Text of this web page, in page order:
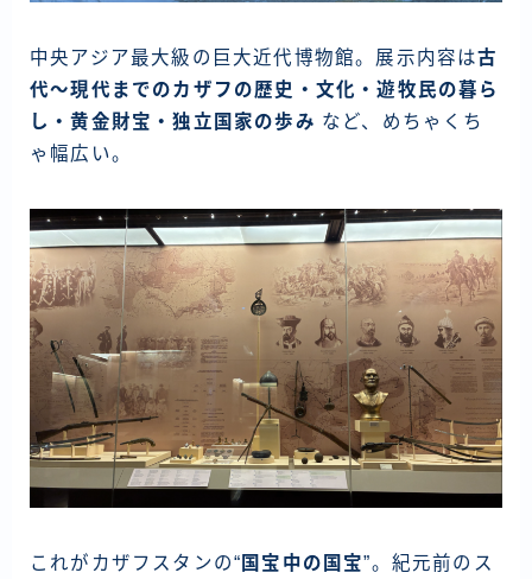
中央アジア最大級の巨大近代博物館。展示内容は古
代〜現代までのカザフの歴史・文化・遊牧民の暮ら
し・黄金財宝・独立国家の歩み など、めちゃくち
ゃ幅広い。
これがカザフスタンの“ 国宝中の国宝”。紀元前のス